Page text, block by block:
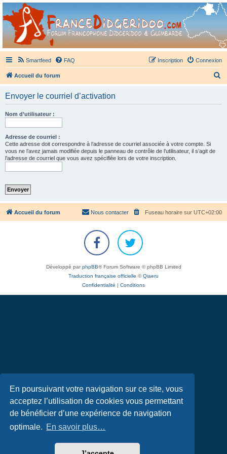
En poursuivant votre navigation sur ce site, vous
acceptez l’utilisation de cookies vous permettant
de bénéficier d’une expérience de navigation
optimale. En savoir plus…
France Didgeridoo
Didgeridoo et Guimbarde sur France Didgeridoo - retrouvez la communauté.
Smartfeed FAQ Connexion
Inscription
Accueil du forum
Envoyer le courriel d’activation
Nom d’utilisateur :
Adresse de courriel :
Cette adresse doit correspondre à l’adresse de courriel associée à votre compte. Si
vous ne l’avez jamais modifiée depuis le panneau de contrôle de l’utilisateur, il s’agit de
l’adresse de courriel que vous avez spécifiée lors de votre inscription.
Accueil du forum Fuseau horaire sur UTC+02:00
Nous contacter
Développé parphpBB® Forum Software © phpBB Limited
Traduction française officielle ©Qiaeru
Confidentialité
Conditions